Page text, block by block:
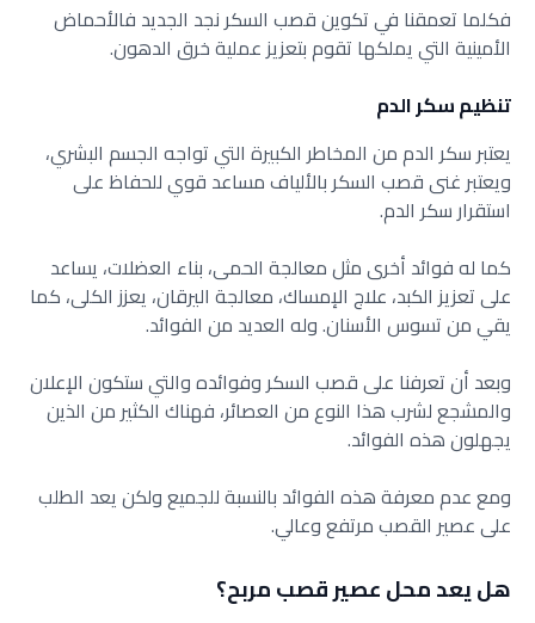
فكلما تعمقنا في تكوين قصب السكر نجد الجديد فالأحماض
الأمينية التي يملكها تقوم بتعزيز عملية خرق الدهون.
تنظيم سكر الدم
يعتبر سكر الدم من المخاطر الكبيرة التي تواجه الجسم البشري،
ويعتبر غنى قصب السكر بالألياف مساعد قوي للحفاظ على
استقرار سكر الدم.
كما له فوائد أخرى مثل معالجة الحمى، بناء العضلات، يساعد
على تعزيز الكبد، علاج الإمساك، معالجة اليرقان، يعزز الكلى، كما
يقي من تسوس الأسنان. وله العديد من الفوائد.
وبعد أن تعرفنا على قصب السكر وفوائده والتي ستكون الإعلان
والمشجع لشرب هذا النوع من العصائر، فهناك الكثير من الذين
يجهلون هذه الفوائد.
ومع عدم معرفة هذه الفوائد بالنسبة للجميع ولكن يعد الطلب
على عصير القصب مرتفع وعالي.
هل يعد محل عصير قصب مربح؟